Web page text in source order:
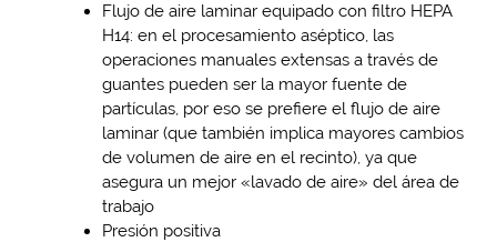
Flujo de aire laminar equipado con filtro HEPA
H14: en el procesamiento aséptico, las
operaciones manuales extensas a través de
guantes pueden ser la mayor fuente de
partículas, por eso se prefiere el flujo de aire
laminar (que también implica mayores cambios
de volumen de aire en el recinto), ya que
asegura un mejor «lavado de aire» del área de
trabajo
Presión positiva